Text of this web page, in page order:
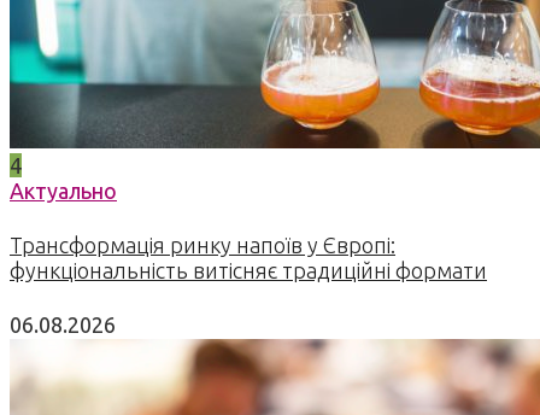
4
Актуально
Трансформація ринку напоїв у Європі:
функціональність витісняє традиційні формати
06.08.2026